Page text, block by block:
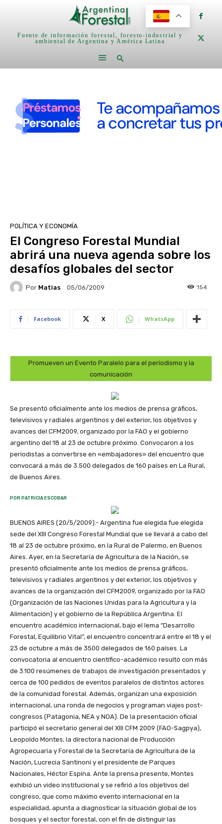
Fuente de información forestal, foresto-industrial y
ambiental de Argentina y América Latina
POLÍTICA Y ECONOMÍA
El Congreso Forestal Mundial
abrirá una nueva agenda sobre los
desafíos globales del sector
Por Matias 05/06/2009 154
Facebook X WhatsApp
Promueven un Evento Paralelo para el periodismo y la
comunicación
Se presentó oficialmente ante los medios de prensa gráficos,
televisivos y radiales argentinos y del exterior, los objetivos y
avances del CFM2009, organizado por la FAO y el gobierno
argentino del 18 al 23 de octubre próximo. Convocaron a los
periodistas a convertirse en «embajadores» del encuentro que
convocará a más de 3.500 delegados de 160 países en La Rural,
de Buenos Aires.
POR PATRICIA ESCOBAR
BUENOS AIRES (20/5/2009).- Argentina fue elegida fue elegida
sede del XIII Congreso Forestal Mundial que se llevará a cabo del
18 al 23 de octubre próximo, en la Rural de Palermo, en Buenos
Aires. Ayer, en la Secretaría de Agricultura de la Nación, se
presentó oficialmente ante los medios de prensa gráficos,
televisivos y radiales argentinos y del exterior, los objetivos y
avances de la organización del CFM2009, organizado por la FAO
(Organización de las Naciones Unidas para la Agricultura y la
Alimentación) y el gobierno de la República Argentina. El
encuentro académico internacional, bajo el lema “Desarrollo
Forestal, Equilibrio Vital”, el encuentro concentrará entre el 18 y el
23 de octubre a más de 3500 delegados de 160 países. La
convocatoria al encuentro científico-académico resultó con más
de 3.100 resúmenes de trabajos de investigación presentados y
cerca de 100 pedidos de eventos paralelos de distintos actores
de la comunidad forestal. Además, organizan una exposición
internacional, una ronda de negocios y programan viajes post-
congresos (Patagonia, NEA y NOA). De la presentación oficial
participó el secretario general del XIII CFM 2009 (FAO-Sagpya),
Leopoldo Montes; la directora nacional de Producción
Agropecuaria y Forestal de la Secretaría de Agricultura de la
Nación, Lucrecia Santinoni y el presidente de Parques
Nacionales, Héctor Espina. Ante la prensa presente, Montes
exhibió un video institucional y se refirió a los objetivos del
congreso, que como máximo evento internacional en la
especialidad, apunta a diagnosticar la situación global de los
bosques y el sector forestal, con el fin de distinguir las